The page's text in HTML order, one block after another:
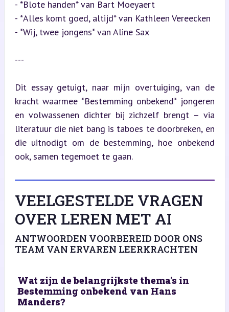
- *Blote handen* van Bart Moeyaert
- *Alles komt goed, altijd* van Kathleen Vereecken
- *Wij, twee jongens* van Aline Sax
---
Dit essay getuigt, naar mijn overtuiging, van de
kracht waarmee *Bestemming onbekend* jongeren
en volwassenen dichter bij zichzelf brengt – via
literatuur die niet bang is taboes te doorbreken, en
die uitnodigt om de bestemming, hoe onbekend
ook, samen tegemoet te gaan.
VEELGESTELDE VRAGEN
OVER LEREN MET AI
ANTWOORDEN VOORBEREID DOOR ONS
TEAM VAN ERVAREN LEERKRACHTEN
Wat zijn de belangrijkste thema's in
Bestemming onbekend van Hans
Manders?